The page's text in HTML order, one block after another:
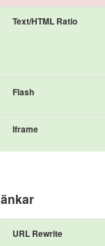
Text/HTML Ratio
Flash
Iframe
URL Rewrite